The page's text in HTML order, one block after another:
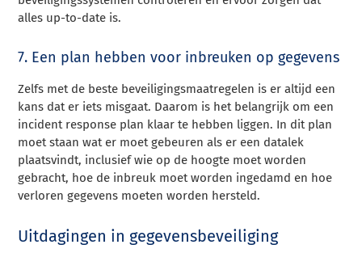
alles up-to-date is.
7. Een plan hebben voor inbreuken op gegevens
Zelfs met de beste beveiligingsmaatregelen is er altijd een
kans dat er iets misgaat. Daarom is het belangrijk om een
incident response plan klaar te hebben liggen. In dit plan
moet staan wat er moet gebeuren als er een datalek
plaatsvindt, inclusief wie op de hoogte moet worden
gebracht, hoe de inbreuk moet worden ingedamd en hoe
verloren gegevens moeten worden hersteld.
Uitdagingen in gegevensbeveiliging